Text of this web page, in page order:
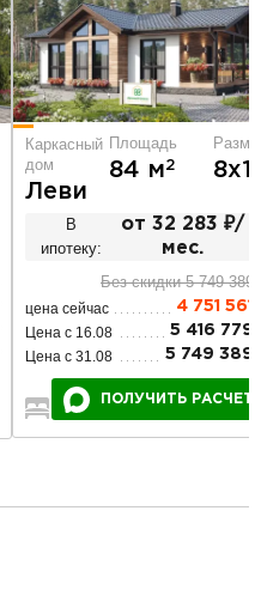
Каркасный
дом
Леви
Площадь
84 м2
В
ипотеку:
от 32 283 ₽/
мес.
Без скидки 5 749 389
цена сейчас 4 751 561
Цена с 16.08 5 416 779
Цена с 31.08 5 749 389
3
ПОЛУЧИТЬ РАСЧЕТ